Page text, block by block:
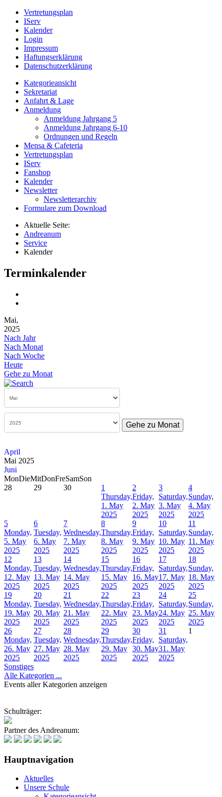
Vertretungsplan
IServ
Kalender
Login
Impressum
Haftungserklärung
Datenschutzerklärung
Kategorieansicht
Sekretariat
Anfahrt & Lage
Anmeldung
Anmeldung Jahrgang 5
Anmeldung Jahrgang 6-10
Ordnungen und Regeln
Mensa & Cafeteria
Vertretungsplan
IServ
Fanshop
Kalender
Newsletter
Newsletterarchiv
Formulare zum Download
Aktuelle Seite:
Andreanum
Service
Kalender
Terminkalender
Mai,
2025
Nach Jahr
Nach Monat
Nach Woche
Heute
Gehe zu Monat
Gehe zu Monat
April
Mai 2025
Juni
MonDieMitDonFreSamSon
28
29 30
1
Thursday,
1. May
2025
2
Friday,
2. May
2025
3
Saturday,
3. May
2025
4
Sunday,
4. May
2025
5
Monday,
5. May
2025
6
Tuesday,
6. May
2025
7
Wednesday,
7. May
2025
8
Thursday,
8. May
2025
9
Friday,
9. May
2025
10
Saturday,
10. May
2025
11
Sunday,
11. May
2025
12
Monday,
12. May
2025
13
Tuesday,
13. May
2025
14
Wednesday,
14. May
2025
15
Thursday,
15. May
2025
16
Friday,
16. May
2025
17
Saturday,
17. May
2025
18
Sunday,
18. May
2025
19
Monday,
19. May
2025
20
Tuesday,
20. May
2025
21
Wednesday,
21. May
2025
22
Thursday,
22. May
2025
23
Friday,
23. May
2025
24
Saturday,
24. May
2025
25
Sunday,
25. May
2025
26
Monday,
26. May
2025
27
Tuesday,
27. May
2025
28
Wednesday,
28. May
2025
29
Thursday,
29. May
2025
30
Friday,
30. May
2025
31
Saturday,
31. May
2025
1
Sonstiges
Alle Kategorien ...
Events aller Kategorien anzeigen
Schulträger:
Partner des Andreanum:
Hauptnavigation
Aktuelles
Unsere Schule